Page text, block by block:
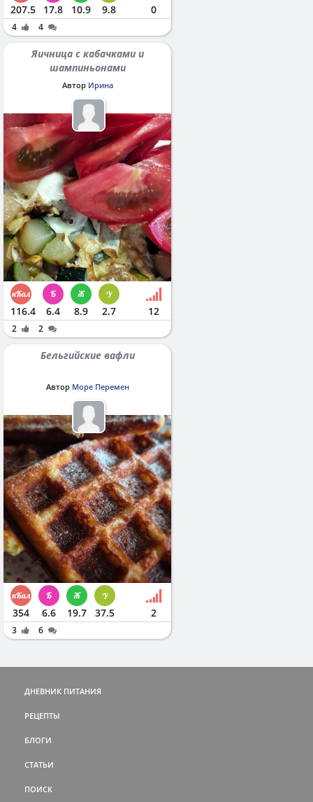
207.5 17.8 10.9 9.8 0
4 4
Яичница с кабачками и
шампиньонами
Автор Ирина
116.4 6.4 8.9 2.7 12
2 2
Бельгийские вафли
Автор Море Перемен
354 6.6 19.7 37.5 2
3 6
ДНЕВНИК ПИТАНИЯ
РЕЦЕПТЫ
БЛОГИ
СТАТЬИ
ПОИСК